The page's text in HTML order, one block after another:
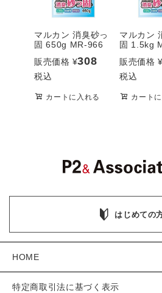
マルカン 消臭砂っ
固 650g MR-966
販売価格 ¥308
税込
カートに入れる
マルカン
固 1.5kg
販売価格
税込
カート
はじめての
HOME
特定商取引法に基づく表示